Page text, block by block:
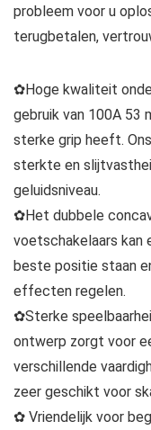
probleem voor u
terugbetalen,
✿Hoge kwaliteit
gebruik van 100A 53
sterke grip heeft.
sterkte en
geluidsniveau.
✿Het dubbele
voetschakelaars kan
beste positie staan
effecten regelen.
✿Sterke
ontwerp zorgt voor
verschillende
zeer geschikt voor
✿ Vriendelijk voor